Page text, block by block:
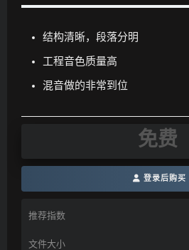
结构清晰，段落分明
工程音色质量高
混音做的非常到位
免费
登录后购买
推荐指数
文件大小